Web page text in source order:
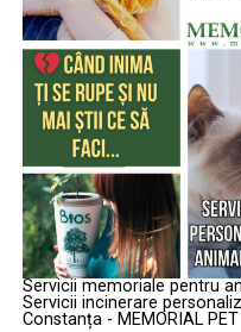
Servicii memoriale pentru
Servicii incinerare
Constanța - MEMORIAL PET